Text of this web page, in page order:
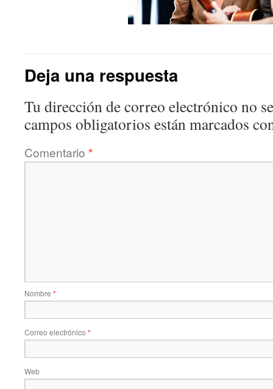
Deja una respuesta
Tu dirección de correo electrónico no
campos obligatorios están marcados
Comentario *
Nombre *
Correo electrónico *
Web